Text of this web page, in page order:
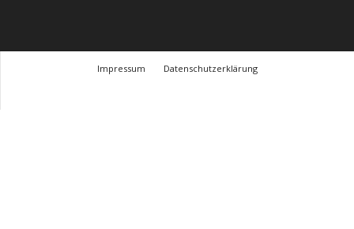
Impressum
Datenschutzerklärung